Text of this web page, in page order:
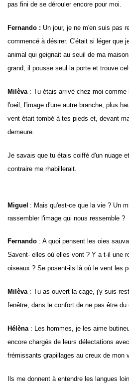
pas fini de se dérouler encore pour moi.
Fernando : Un jour, je ne m'en suis pas
commencé à désirer. C'était si léger que
animal qui geignait au seuil de ma
grand, il pousse seul la porte et trouve
Milèva : Tu étais arrivé chez moi
l'oeil, l'image d'une autre branche, plus
vent était tombé à tes pieds et, devant
demeure.
Je savais que tu étais coiffé d'un nuage
contraire me rhabillerait.
Miguel : Mais qu'est-ce que la vie ? Un
rassembler l'image qui nous ressemble ?
Fernando : A quoi pensent les oies
Savent- elles où elles vont ? Y a t-il une
oiseaux ? Se posent-ils là où le vent les
Milèva : Tu as ouvert la cage, j'y suis
fenêtre, dans le confort de ne pas être
Hélèna : Les hommes, je les aime
encore chargés de leurs délectations
frémissants grapillages au creux de mon
Ils me donnent à entendre les langues